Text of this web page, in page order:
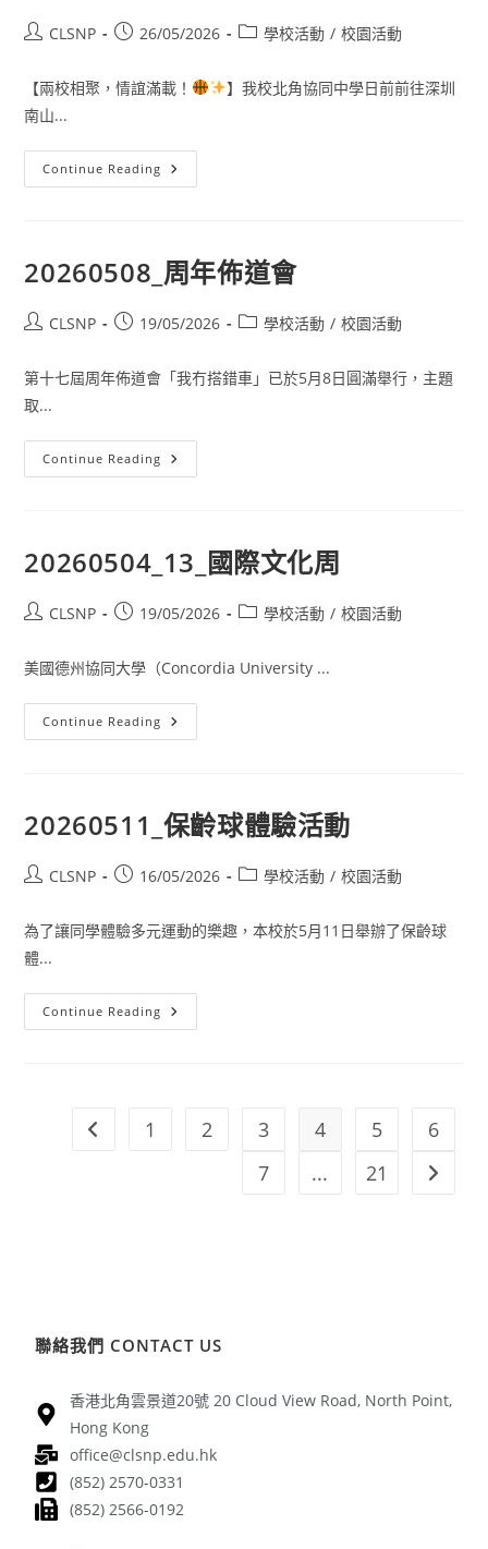
CLSNP 26/05/2026 學校活動 / 校園活動
【兩校相聚，情誼滿載！
】我校北角協同中學日前前往深圳
南山...
Continue Reading
20260508_周年佈道會
CLSNP 19/05/2026 學校活動 / 校園活動
第十七屆周年佈道會「我冇搭錯車」已於5月8日圓滿舉行，主題
取...
Continue Reading
20260504_13_國際文化周
CLSNP 19/05/2026 學校活動 / 校園活動
美國德州協同大學（Concordia University ...
Continue Reading
20260511_保齡球體驗活動
CLSNP 16/05/2026 學校活動 / 校園活動
為了讓同學體驗多元運動的樂趣，本校於5月11日舉辦了保齡球
體...
Continue Reading
1 2 3 4 5
6
7
... 21
聯絡我們 CONTACT US
香港北角雲景道20號 20 Cloud View Road, North Point,
Hong Kong
office@clsnp.edu.hk
(852) 2570-0331
(852) 2566-0192